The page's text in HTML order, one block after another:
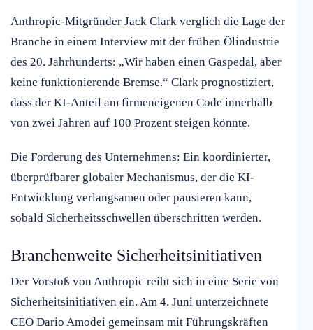
Anthropic-Mitgründer Jack Clark verglich die Lage der
Branche in einem Interview mit der frühen Ölindustrie
des 20. Jahrhunderts: „Wir haben einen Gaspedal, aber
keine funktionierende Bremse.“ Clark prognostiziert,
dass der KI-Anteil am firmeneigenen Code innerhalb
von zwei Jahren auf 100 Prozent steigen könnte.
Die Forderung des Unternehmens: Ein koordinierter,
überprüfbarer globaler Mechanismus, der die KI-
Entwicklung verlangsamen oder pausieren kann,
sobald Sicherheitsschwellen überschritten werden.
Branchenweite Sicherheitsinitiativen
Der Vorstoß von Anthropic reiht sich in eine Serie von
Sicherheitsinitiativen ein. Am 4. Juni unterzeichnete
CEO Dario Amodei gemeinsam mit Führungskräften